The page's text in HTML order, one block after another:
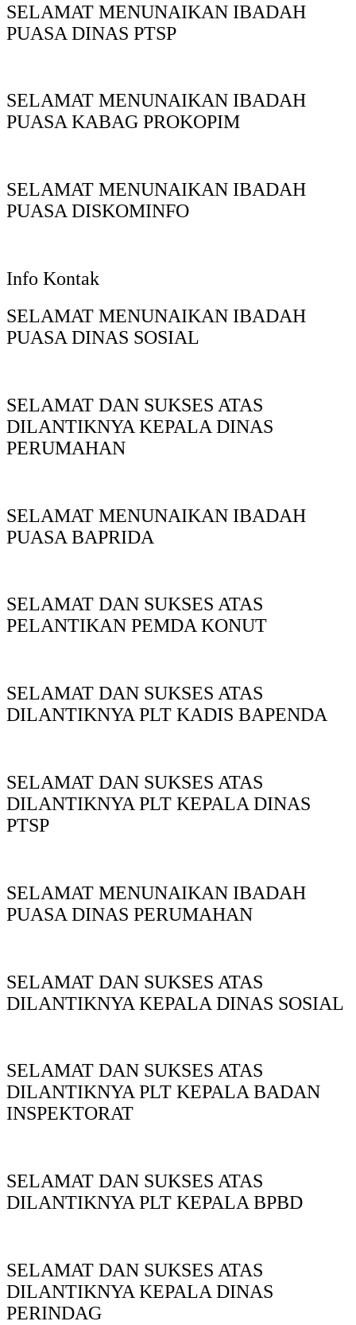
SELAMAT MENUNAIKAN IBADAH
PUASA DINAS PTSP
SELAMAT MENUNAIKAN IBADAH
PUASA KABAG PROKOPIM
SELAMAT MENUNAIKAN IBADAH
PUASA DISKOMINFO
Info Kontak
SELAMAT MENUNAIKAN IBADAH
PUASA DINAS SOSIAL
SELAMAT DAN SUKSES ATAS
DILANTIKNYA KEPALA DINAS
PERUMAHAN
SELAMAT MENUNAIKAN IBADAH
PUASA BAPRIDA
SELAMAT DAN SUKSES ATAS
PELANTIKAN PEMDA KONUT
SELAMAT DAN SUKSES ATAS
DILANTIKNYA PLT KADIS BAPENDA
SELAMAT DAN SUKSES ATAS
DILANTIKNYA PLT KEPALA DINAS
PTSP
SELAMAT MENUNAIKAN IBADAH
PUASA DINAS PERUMAHAN
SELAMAT DAN SUKSES ATAS
DILANTIKNYA KEPALA DINAS SOSIAL
SELAMAT DAN SUKSES ATAS
DILANTIKNYA PLT KEPALA BADAN
INSPEKTORAT
SELAMAT DAN SUKSES ATAS
DILANTIKNYA PLT KEPALA BPBD
SELAMAT DAN SUKSES ATAS
DILANTIKNYA KEPALA DINAS
PERINDAG